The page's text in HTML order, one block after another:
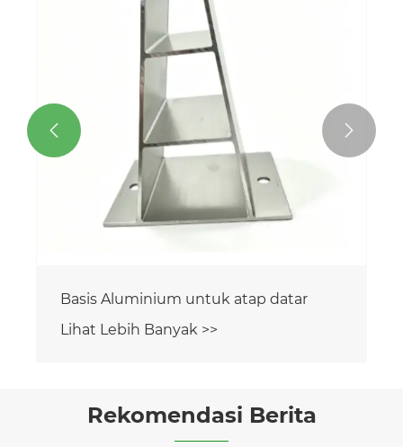
 
Rekomendasi Berita